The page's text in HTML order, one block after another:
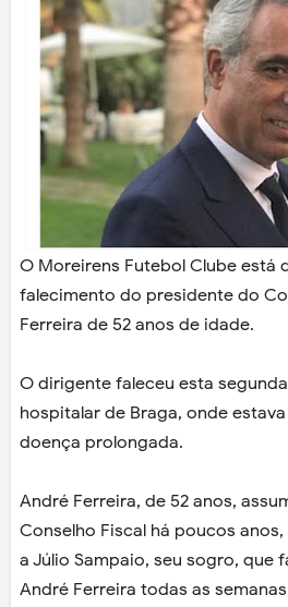
O Moreirens Futebol Clube está
falecimento do presidente do
Ferreira de 52 anos de idade.
O dirigente faleceu esta
hospitalar de Braga, onde
doença prolongada.
André Ferreira, de 52 anos,
Conselho Fiscal há poucos
a Júlio Sampaio, seu sogro, que
André Ferreira todas as